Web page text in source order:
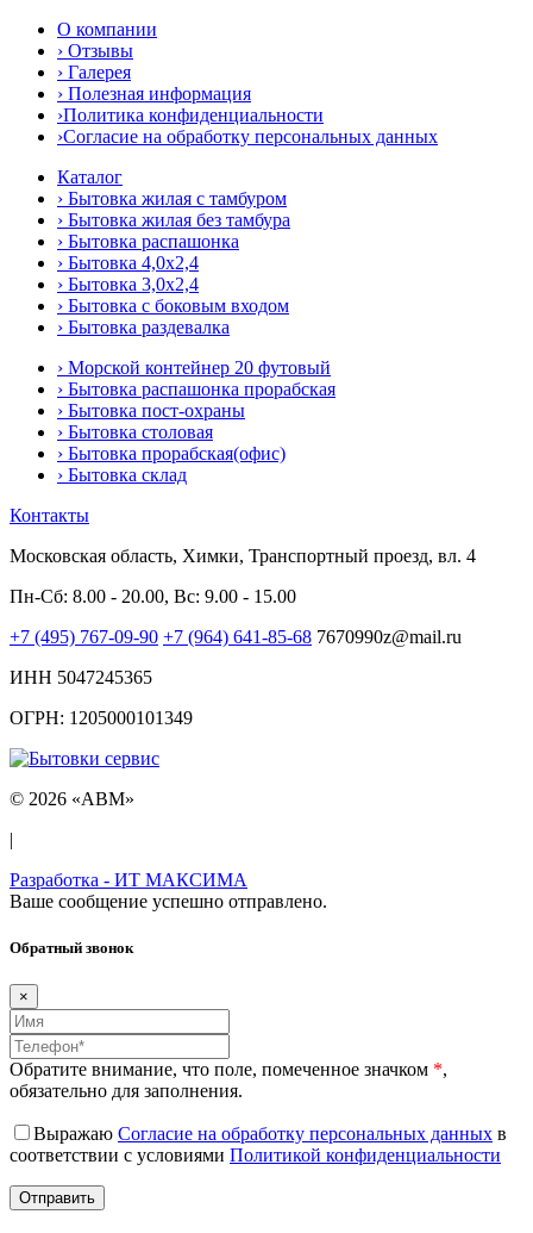
О компании
› Отзывы
› Галерея
› Полезная информация
›Политика конфиденциальности
›Согласие на обработку персональных данных
Каталог
› Бытовка жилая с тамбуром
› Бытовка жилая без тамбура
› Бытовка распашонка
› Бытовка 4,0x2,4
› Бытовка 3,0x2,4
› Бытовка с боковым входом
› Бытовка раздевалка
› Морской контейнер 20 футовый
› Бытовка распашонка прорабская
› Бытовка пост-охраны
› Бытовка столовая
› Бытовка прорабская(офис)
› Бытовка склад
Контакты
Московская область, Химки, Транспортный проезд, вл. 4
Пн-Сб: 8.00 - 20.00, Вс: 9.00 - 15.00
+7 (495) 767-09-90 +7 (964) 641-85-68 7670990z@mail.ru
ИНН 5047245365
ОГРН: 1205000101349
© 2026 «ABM»
|
Разработка - ИТ МАКСИМА
Ваше сообщение успешно отправлено.
Обратный звонок
×
Обратите внимание, что поле, помеченное значком *,
обязательно для заполнения.
Выражаю Согласие на обработку персональных данных в
соответствии с условиями Политикой конфиденциальности